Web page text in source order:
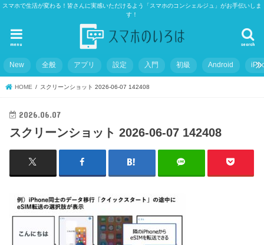
スマホで生活が変わる！皆さんに実感いただけるよう「スマホのコンシェルジュ」がお手伝いしま
す！
search
menu
New 全般 アプリ 設定 入門 初級 Android
HOME スクリーンショット 2026-06-07 142408
2026.06.07
スクリーンショット 2026-06-07 142408